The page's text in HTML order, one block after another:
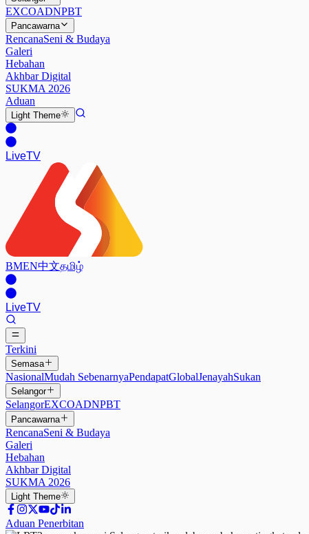
EXCOADNPBT
Pancawarna
RencanaSeni & Budaya
Galeri
Hebahan
Akhbar Digital
SUKMA 2026
Aduan
Light Theme
LiveTV
BMEN中文தமிழ்
LiveTV
Terkini
Semasa
NasionalMudah SebenarnyaPendapatGlobalJenayahSukan
Selangor
SelangorEXCOADNPBT
Pancawarna
RencanaSeni & Budaya
Galeri
Hebahan
Akhbar Digital
SUKMA 2026
Light Theme
Aduan Penerbitan